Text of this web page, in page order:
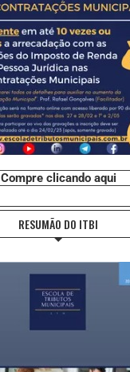
Compre clicando aqui
RESUMÃO DO ITBI